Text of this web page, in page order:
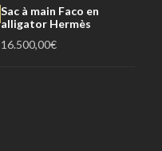
Sac à main Faco en
alligator Hermès
16.500,00€